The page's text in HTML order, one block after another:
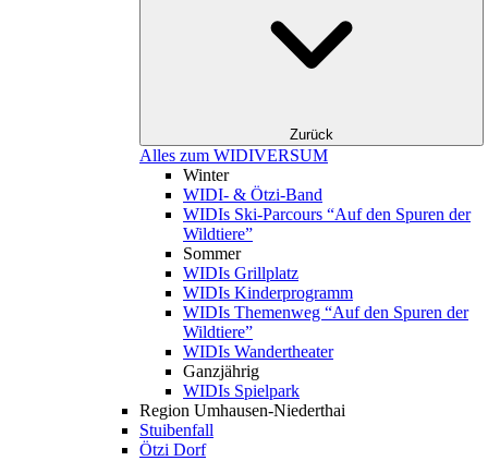
Zurück
Alles zum WIDIVERSUM
Winter
WIDI- & Ötzi-Band
WIDIs Ski-Parcours “Auf den Spuren der
Wildtiere”
Sommer
WIDIs Grillplatz
WIDIs Kinderprogramm
WIDIs Themenweg “Auf den Spuren der
Wildtiere”
WIDIs Wandertheater
Ganzjährig
WIDIs Spielpark
Region Umhausen-Niederthai
Stuibenfall
Ötzi Dorf